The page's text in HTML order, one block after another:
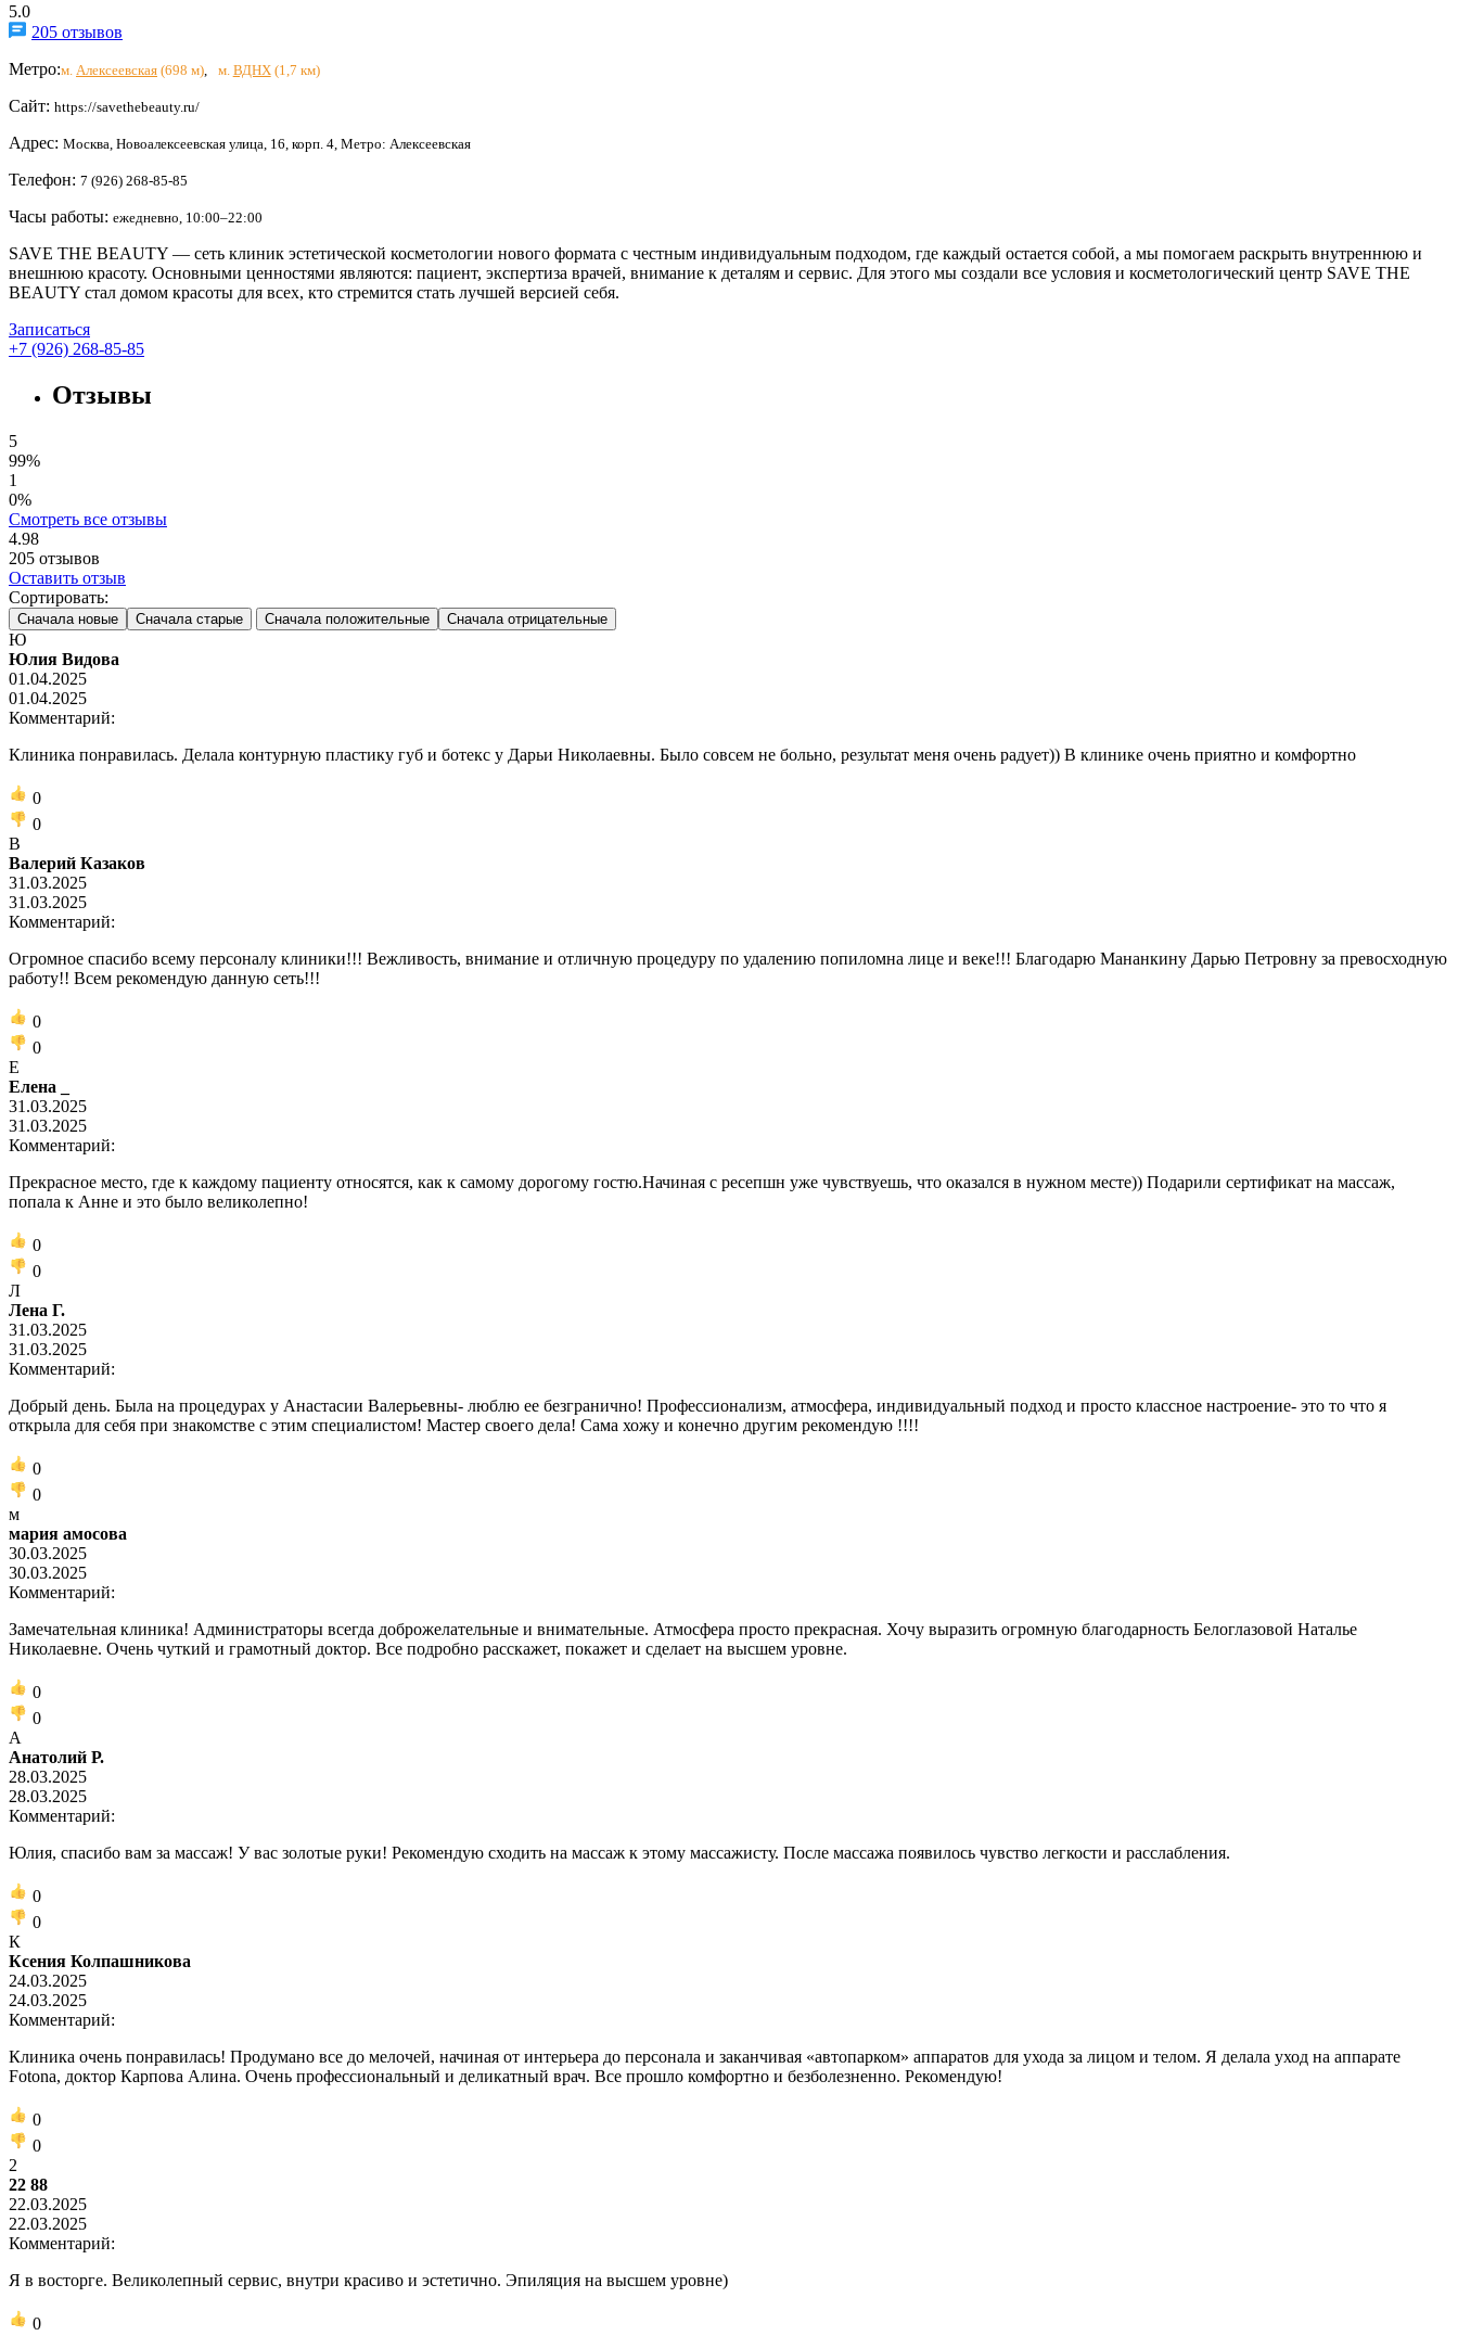
5.0
205 отзывов
Метро:м. Алексеевская (698 м) м. ВДНХ(1,7 км)
Сайт: https://savethebeauty.ru/
Адрес: Москва, Новоалексеевская улица, 16, корп. 4, Метро: Алексеевская
Телефон: 7 (926) 268-85-85
Часы работы: ежедневно, 10:00–22:00
SAVE THE BEAUTY — сеть клиник эстетической косметологии нового формата с честным индивидуальным подходом, где каждый остается собой, а мы помогаем раскрыть внутреннюю и
внешнюю красоту. Основными ценностями являются: пациент, экспертиза врачей, внимание к деталям и сервис. Для этого мы создали все условия и косметологический центр SAVE THE
BEAUTY стал домом красоты для всех, кто стремится стать лучшей версией себя.
Записаться
+7 (926) 268-85-85
Отзывы
5
99%
1
0%
Смотреть все отзывы
4.98
205 отзывов
Оставить отзыв
Сортировать:
Сначала новые Сначала старые Сначала положительные Сначала отрицательные
Ю
Юлия Видова
01.04.2025
01.04.2025
Комментарий:
Клиника понравилась. Делала контурную пластику губ и ботекс у Дарьи Николаевны. Было совсем не больно, результат меня очень радует)) В клинике очень приятно и комфортно
0
0
В
Валерий Казаков
31.03.2025
31.03.2025
Комментарий:
Огромное спасибо всему персоналу клиники!!! Вежливость, внимание и отличную процедуру по удалению попиломна лице и веке!!! Благодарю Мананкину Дарью Петровну за превосходную
работу!! Всем рекомендую данную сеть!!!
0
0
Е
Елена _
31.03.2025
31.03.2025
Комментарий:
Прекрасное место, где к каждому пациенту относятся, как к самому дорогому гостю.Начиная с ресепшн уже чувствуешь, что оказался в нужном месте)) Подарили сертификат на массаж,
попала к Анне и это было великолепно!
0
0
Л
Лена Г.
31.03.2025
31.03.2025
Комментарий:
Добрый день. Была на процедурах у Анастасии Валерьевны- люблю ее безгранично! Профессионализм, атмосфера, индивидуальный подход и просто классное настроение- это то что я
открыла для себя при знакомстве с этим специалистом! Мастер своего дела! Сама хожу и конечно другим рекомендую !!!!
0
0
м
мария амосова
30.03.2025
30.03.2025
Комментарий:
Замечательная клиника! Администраторы всегда доброжелательные и внимательные. Атмосфера просто прекрасная. Хочу выразить огромную благодарность Белоглазовой Наталье
Николаевне. Очень чуткий и грамотный доктор. Все подробно расскажет, покажет и сделает на высшем уровне.
0
0
А
Анатолий Р.
28.03.2025
28.03.2025
Комментарий:
Юлия, спасибо вам за массаж! У вас золотые руки! Рекомендую сходить на массаж к этому массажисту. После массажа появилось чувство легкости и расслабления.
0
0
К
Ксения Колпашникова
24.03.2025
24.03.2025
Комментарий:
Клиника очень понравилась! Продумано все до мелочей, начиная от интерьера до персонала и заканчивая «автопарком» аппаратов для ухода за лицом и телом. Я делала уход на аппарате
Fotona, доктор Карпова Алина. Очень профессиональный и деликатный врач. Все прошло комфортно и безболезненно. Рекомендую!
0
0
2
22 88
22.03.2025
22.03.2025
Комментарий:
Я в восторге. Великолепный сервис, внутри красиво и эстетично. Эпиляция на высшем уровне)
0